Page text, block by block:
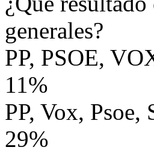
generales?
PP, PSOE,
11%
PP, Vox, Psoe,
29%